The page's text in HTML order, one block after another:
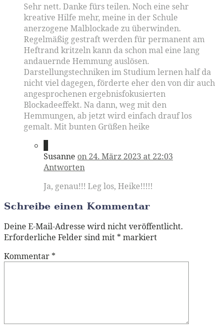
Sehr nett. Danke fürs teilen. Noch eine sehr
kreative Hilfe mehr, meine in der Schule
anerzogene Malblockade zu überwinden.
Regelmäßig gestraft werden für permanent am
Heftrand kritzeln kann da schon mal eine lang
andauernde Hemmung auslösen.
Darstellungstechniken im Studium lernen half da
nicht viel dagegen, förderte eher den von dir auch
angesprochenen ergebnisfokusierten
Blockadeeffekt. Na dann, weg mit den
Hemmungen, ab jetzt wird einfach drauf los
gemalt. Mit bunten Grüßen heike
Susanne on 24. März 2023 at 22:03
Antworten
Ja, genau!!! Leg los, Heike!!!!!
Schreibe einen Kommentar
Deine E-Mail-Adresse wird nicht veröffentlicht.
Erforderliche Felder sind mit * markiert
Kommentar *